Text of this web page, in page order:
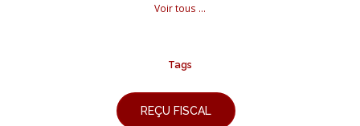
Voir tous ...
Tags
REÇU FISCAL